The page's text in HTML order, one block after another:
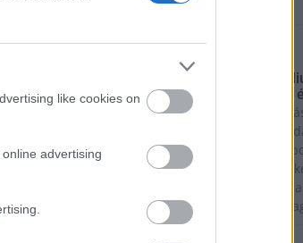
like cookies on
advertising
Túlfogyasztás napja -
emberiség a Föld egész
Ma van idén a
eddigre használta fel
erőforrásokat, amelyeket
megújítani. Ettől a naptól
már „hitelből élünk” –
közleményében a WWF